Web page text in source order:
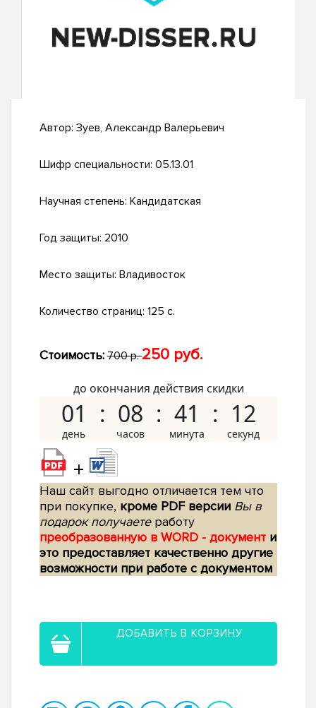
Автор: Зуев, Александр Валерьевич
Шифр специальности: 05.13.01
Научная степень: Кандидатская
Год защиты: 2010
Место защиты: Владивосток
Количество страниц: 125 с.
Стоимость: 700 р.250 руб.
до окончания действия скидки
01 08 41 11
+
Наш сайт выгодно отличается тем что
при покупке, кроме PDF версии Вы в
подарок получаетеработу
преобразованную в WORD - документ и
это предоставляет качественно другие
возможности при работе с документом
ДОБАВИТЬ В КОРЗИНУ